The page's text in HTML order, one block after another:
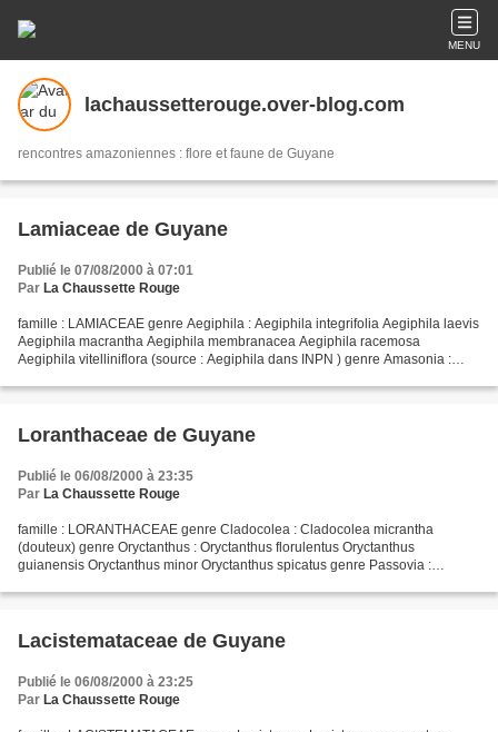
MENU
lachaussetterouge.over-blog.com
rencontres amazoniennes : flore et faune de Guyane
Lamiaceae de Guyane
Publié le 07/08/2000 à 07:01
Par La Chaussette Rouge
famille : LAMIACEAE genre Aegiphila : Aegiphila integrifolia Aegiphila laevis
Aegiphila macrantha Aegiphila membranacea Aegiphila racemosa
Aegiphila vitelliniflora (source : Aegiphila dans INPN ) genre Amasonia :
Loranthaceae de Guyane
Publié le 06/08/2000 à 23:35
Par La Chaussette Rouge
famille : LORANTHACEAE genre Cladocolea : Cladocolea micrantha
(douteux) genre Oryctanthus : Oryctanthus florulentus Oryctanthus
guianensis Oryctanthus minor Oryctanthus spicatus genre Passovia :
Lacistemataceae de Guyane
Publié le 06/08/2000 à 23:25
Par La Chaussette Rouge